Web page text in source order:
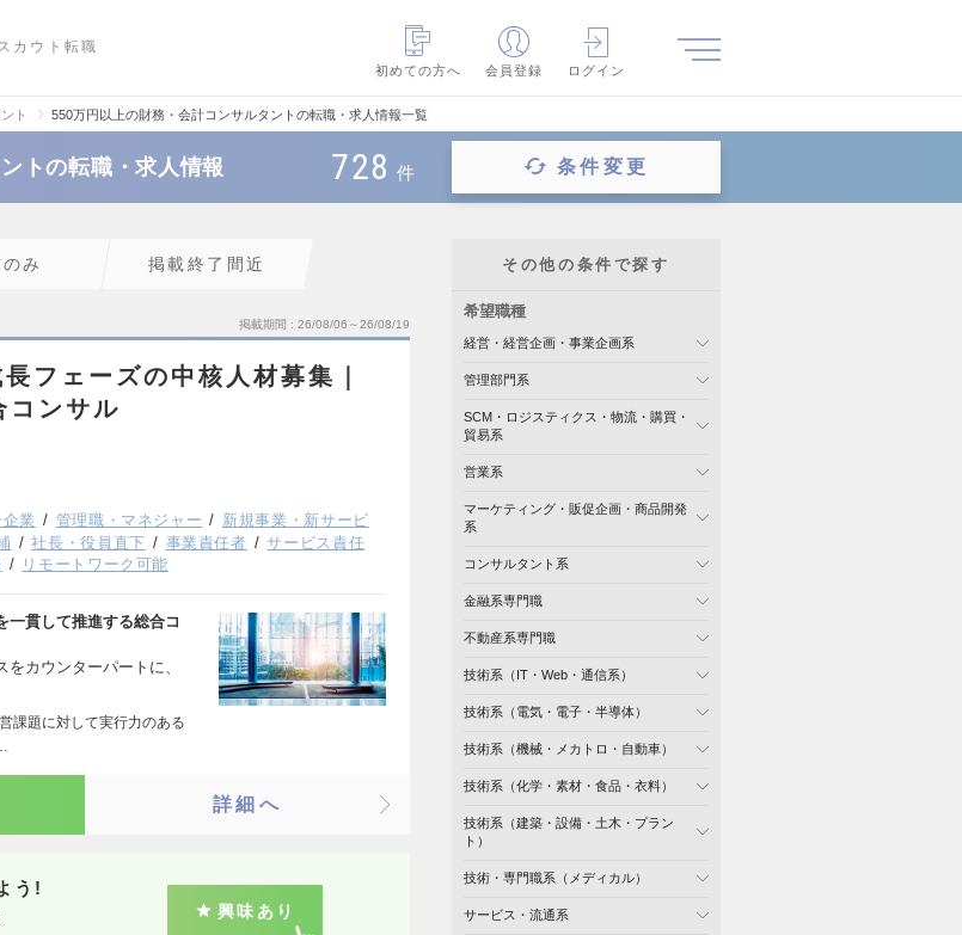
カウト転職
初めての方へ
会員登録 ログイン
ト 550万円以上の財務・会計コンサルタントの転職・求人情報一覧
トの転職・求人情報 728 件 条件変更
み 掲載終了間近
掲載期間 26/08/06～26/08/19
フェーズの中核人材募集｜
コンサル
業 管理職・マネジャー
新規事業・新サービ
社長・役員直下 事業責任者
サービス責任
リモートワーク可能
一貫して推進する総合コ
カウンターパートに、
課題に対して実行力のある
詳細へ
う!
興味あり
その他の条件で探す
希望職種
経営・経営企画・事業企画系
管理部門系
SCM・ロジスティクス・物流・購買・
貿易系
営業系
マーケティング・販促企画・商品開発
系
コンサルタント系
金融系専門職
不動産系専門職
技術系（IT・Web・通信系）
技術系（電気・電子・半導体）
技術系（機械・メカトロ・自動車）
技術系（化学・素材・食品・衣料）
技術系（建築・設備・土木・プラン
ト）
技術・専門職系（メディカル）
サービス・流通系